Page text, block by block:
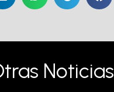
Noticias